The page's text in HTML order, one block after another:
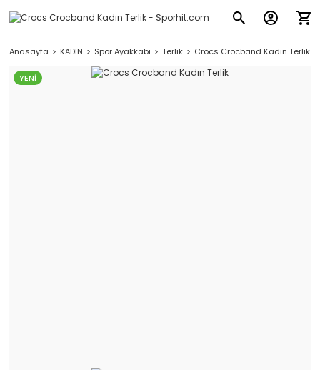
Anasayfa KADIN Spor Ayakkabı Terlik Crocs Crocband Kadın Terlik
YENİ